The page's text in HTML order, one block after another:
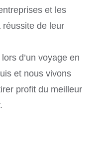
et les
de leur
d’un voyage en
et nous vivons
profit du meilleur